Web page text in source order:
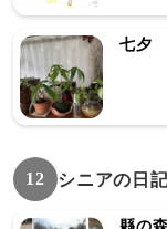
七夕
12 シニアの日